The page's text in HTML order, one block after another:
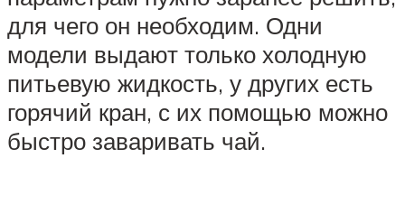
для чего он необходим. Одни
модели выдают только холодную
питьевую жидкость, у других есть
горячий кран, с их помощью можно
быстро заваривать чай.